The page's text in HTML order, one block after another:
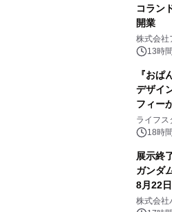
コラン
開業
株式会社
13時
『おぱ
デザイ
フィー
い、ポ
ン。
ライフス
18時
展示終
ガンダ
8月22
像『
株式会社